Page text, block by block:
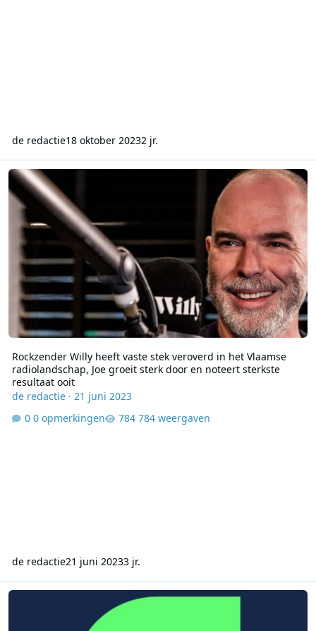
de redactie18 oktober 20232 jr.
Rockzender Willy heeft vaste stek veroverd in het Vlaamse
Rockzender Willy heeft vaste stek veroverd in het Vlaamse
radiolandschap, Joe groeit sterk door en noteert sterkste
resultaat ooit
de redactie· 21 juni 2023
0 opmerkingen
784 weergaven
de redactie21 juni 20233 jr.
CIM-cijfers: Studio Brussel groeit opnieuw in bereik en